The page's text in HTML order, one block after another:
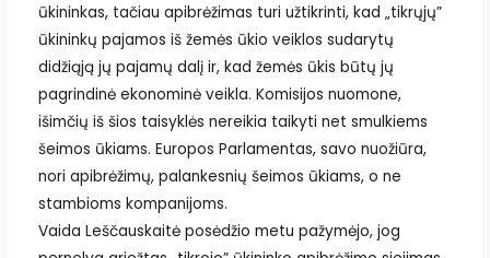
ūkininkas, tačiau apibrėžimas turi užtikrinti, kad „tikrųjų”
ūkininkų pajamos iš žemės ūkio veiklos sudarytų
didžiąją jų pajamų dalį ir, kad žemės ūkis būtų jų
pagrindinė ekonominė veikla. Komisijos nuomone,
išimčių iš šios taisyklės nereikia taikyti net smulkiems
šeimos ūkiams. Europos Parlamentas, savo nuožiūra,
nori apibrėžimų, palankesnių šeimos ūkiams, o ne
stambioms kompanijoms.
Vaida Leščauskaitė posėdžio metu pažymėjo, jog